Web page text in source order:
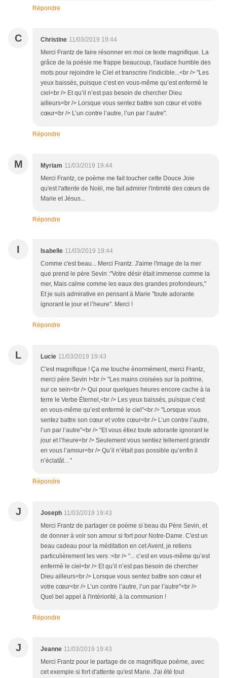
Répondre
C Christine 11/03/2019 19:44
Merci Frantz de faire résonner en moi ce texte magnifique. La
grâce de la poésie me frappe beaucoup, l'audace humble des
mots pour rejoindre le Ciel et transcrire l'indicible...<br /> "Les
yeux baissés, puisque c’est en vous-même qu’est enfermé le
ciel<br /> Et qu’il n’est pas besoin de chercher Dieu
ailleurs<br /> Lorsque vous sentez battre son cœur et votre
cœur<br /> L’un contre l’autre, l’un par l’autre".
Répondre
M Myriam 11/03/2019 19:44
Merci Frantz, ce poème me fait toucher cette Douce Joie
qu'est l'attente de Noël, me fait admirer l'intimité des cœurs de
Marie et Jésus...
Répondre
I Isabelle 11/03/2019 19:44
Comme c'est beau... Merci Frantz. J'aime l'image de la mer
que prend le père Sevin :"Votre désir était immense comme la
mer, Mais calme comme les eaux des grandes profondeurs,"
Et je suis admirative en pensant à Marie "toute adorante
ignorant le jour et l’heure". Merci !
Répondre
L Lucie 11/03/2019 19:43
C'est magnifique ! Ça me touche énormément, merci Frantz,
merci père Sevin !<br /> "Les mains croisées sur la poitrine,
sur ce sein<br /> Qui pour quelques heures encore cache à la
terre le Verbe Éternel,<br /> Les yeux baissés, puisque c’est
en vous-même qu’est enfermé le ciel"<br /> "Lorsque vous
sentez battre son cœur et votre cœur<br /> L’un contre l’autre,
l’un par l’autre"<br /> "Et vous étiez toute adorante ignorant le
jour et l’heure<br /> Seulement vous sentiez tellement grandir
en vous l’amour<br /> Qu’il n’était pas possible qu’enfin il
n’éclatât…"
Répondre
J Joseph 11/03/2019 19:43
Merci Frantz de partager ce poème si beau du Père Sevin, et
de donner à voir son amour si fort pour Notre-Dame. C'est un
beau cadeau pour la méditation en cet Avent, je retiens
particulièrement les vers :<br /> "... c’est en vous-même qu’est
enfermé le ciel<br /> Et qu’il n’est pas besoin de chercher
Dieu ailleurs<br /> Lorsque vous sentez battre son cœur et
votre cœur<br /> L’un contre l’autre, l’un par l’autre"<br />
Quel bel appel à l'intériorité, à la communion !
Répondre
J Jeanne 11/03/2019 19:43
Merci Frantz pour le partage de ce magnifique poème, avec
cet exemple si fort d'attente qu'est Marie. J'ai été tout